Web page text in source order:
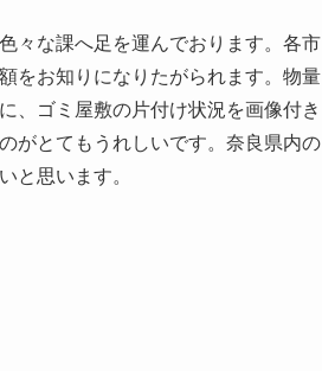
々な課へ足を運んでおります。各市
をお知りになりたがられます。物量
、ゴミ屋敷の片付け状況を画像付き
がとてもうれしいです。奈良県内の
と思います。